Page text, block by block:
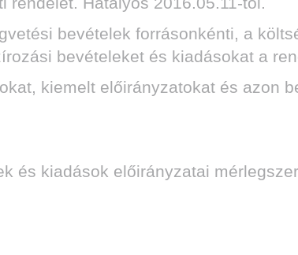
bevételek forrásonkénti, a
bevételeket és kiadásokat a
kiemelt előirányzatokat és azon
kiadások előirányzatai